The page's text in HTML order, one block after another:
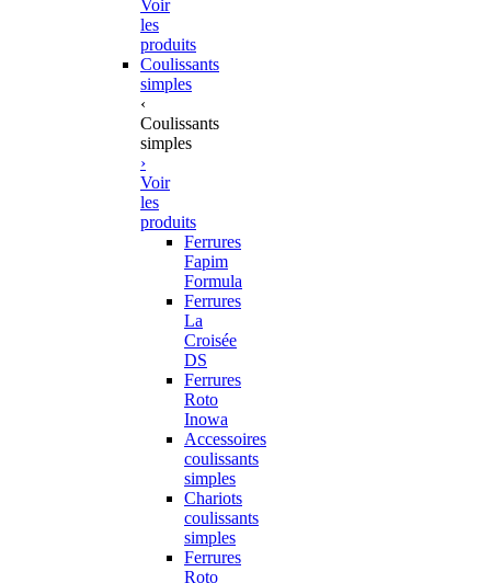
Voir
les
produits
Coulissants
simples
‹
Coulissants
simples
›
Voir
les
produits
Ferrures
Fapim
Formula
Ferrures
La
Croisée
DS
Ferrures
Roto
Inowa
Accessoires
coulissants
simples
Chariots
coulissants
simples
Ferrures
Roto